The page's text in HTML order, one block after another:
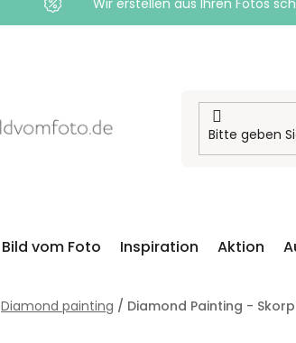
Wir erstellen aus Ihren Fotos
Bild vom Foto Inspiration Aktion
Diamond painting / Diamond Painting -